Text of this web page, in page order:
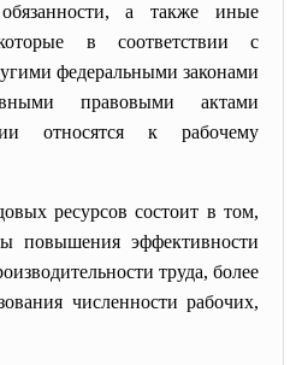
а также иные
в соответствии с
федеральными законами
правовыми актами
относятся к рабочему
ресурсов состоит в том,
повышения эффективности
труда, более
численности рабочих,